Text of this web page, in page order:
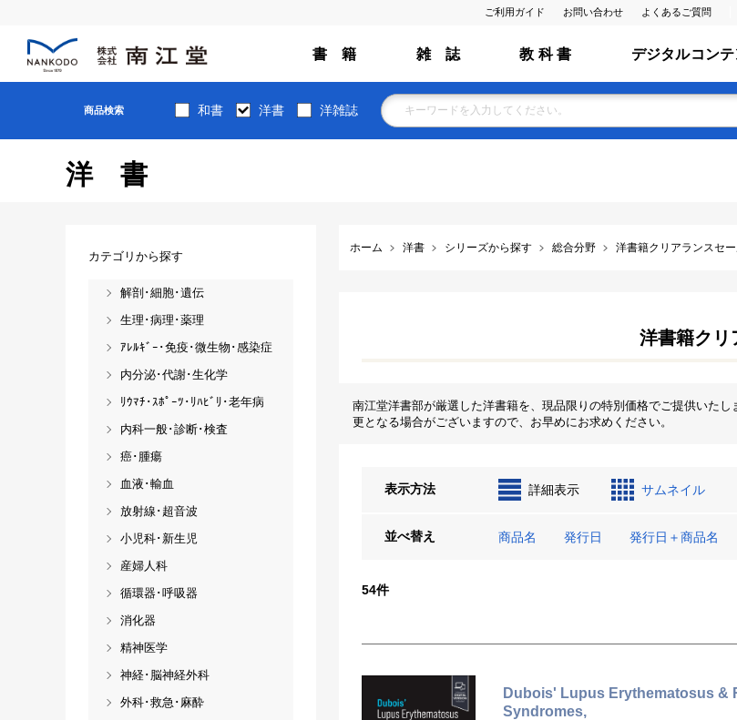
ご利用ガイド お問い合わせ よくあるご質問
書 籍 雑 誌 教 科 書 デジタルコンテ
商品検索 和書 洋書 洋雑誌
洋書
ホーム 洋書 シリーズから探す 総合分野 洋書籍クリアランスセ
洋書籍クリ
南江堂洋書部が厳選した洋書籍を、現品限りの特別価格でご提供いた
更となる場合がございますので、お早めにお求めください。
表示方法 詳細表示 サムネイル
並べ替え 商品名 発行日 発行日＋商品名
54件
Dubois' Lupus Erythematosus &
Syndromes,
カテゴリから探す
解剖･細胞･遺伝
生理･病理･薬理
ｱﾚﾙｷﾞｰ･免疫･微生物･感染症
内分泌･代謝･生化学
ﾘｳﾏﾁ･ｽﾎﾟｰﾂ･ﾘﾊﾋﾞﾘ･老年病
内科一般･診断･検査
癌･腫瘍
血液･輸血
放射線･超音波
小児科･新生児
産婦人科
循環器･呼吸器
消化器
精神医学
神経･脳神経外科
外科･救急･麻酔